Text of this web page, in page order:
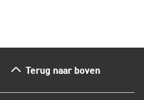
Terug naar boven